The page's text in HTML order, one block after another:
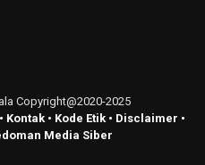
Copyright@2020-2025
• Kontak • Kode Etik • Disclaimer •
Media Siber